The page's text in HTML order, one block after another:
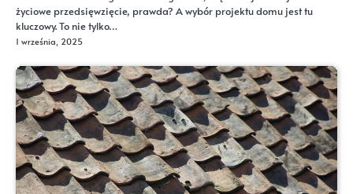
życiowe przedsięwzięcie, prawda? A wybór projektu domu jest tu
kluczowy. To nie tylko…
1 września, 2025